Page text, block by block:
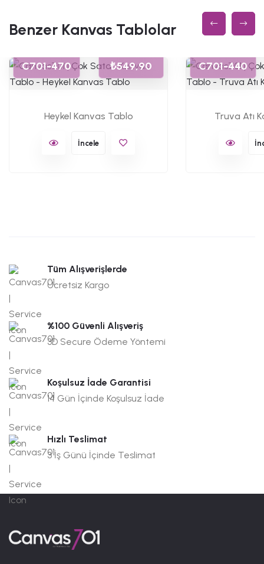
Benzer Kanvas Tablolar
C701-470 ₺549,90
Heykel Kanvas Tablo
İncele
C701-440
Truva Atı
Tüm Alışverişlerde
Ücretsiz Kargo
%100 Güvenli Alışveriş
3D Secure Ödeme Yöntemi
Koşulsuz İade Garantisi
14 Gün İçinde Koşulsuz İade
Hızlı Teslimat
3 İş Günü İçinde Teslimat